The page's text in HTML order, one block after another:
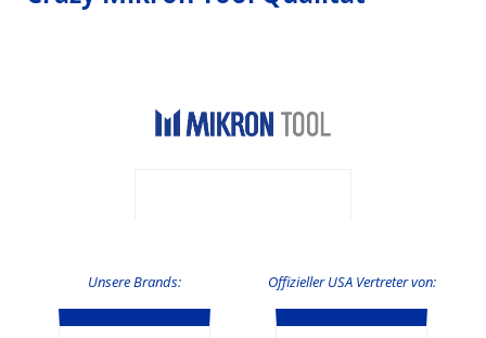
Unsere Brands: Offizieller USA Vertreter von: